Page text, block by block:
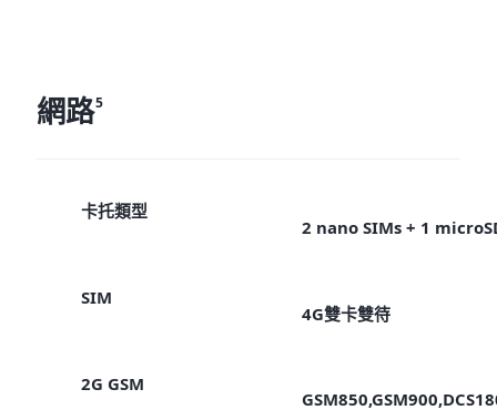
網路5
卡托類型
2 nano SIMs + 1
SIM
4G雙卡雙待
2G GSM